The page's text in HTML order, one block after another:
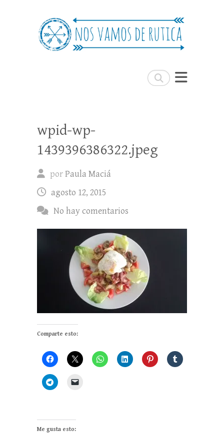
Buscar
Nos Vamos de Rutica
wpid-wp-
1439396386322.jpeg
porPaula Maciá
agosto 12, 2015
No hay comentarios
Comparte esto:
Me gusta esto: